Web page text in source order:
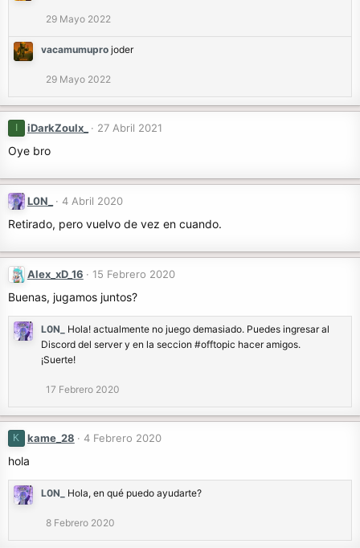
29 Mayo 2022
vacamumupro joder
29 Mayo 2022
iDarkZoulx_ 27 Abril 2021
Oye bro
L0N_ 4 Abril 2020
Retirado, pero vuelvo de vez en cuando.
Alex_xD_16 15 Febrero 2020
Buenas, jugamos juntos?
L0N_
Hola! actualmente no juego demasiado. Puedes ingresar al
Discord del server y en la seccion #offtopic hacer amigos.
¡Suerte!
17 Febrero 2020
K kame_28 4 Febrero 2020
hola
L0N_ Hola, en qué puedo ayudarte?
8 Febrero 2020